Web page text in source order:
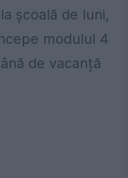
școală de luni,
modulul 4
de vacanță